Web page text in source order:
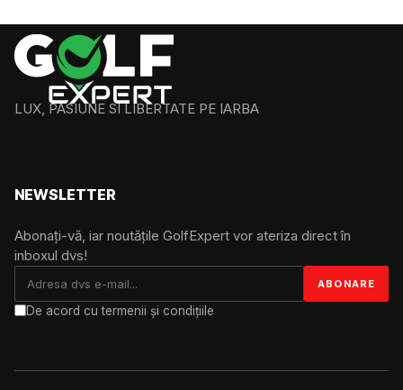
LUX, PASIUNE SI LIBERTATE PE IARBA
NEWSLETTER
Abonați-vă, iar noutățile GolfExpert vor ateriza direct în
inboxul dvs!
De acord cu termenii și condițiile